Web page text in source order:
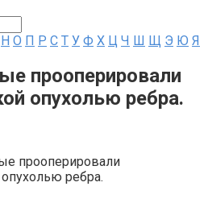
Н О П Р С Т У Ф Х Ц Ч Ш Щ Э Ю Я
прооперировали
опухолью ребра.